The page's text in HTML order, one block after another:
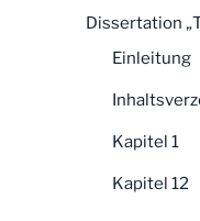
Dissertation
Einleitung
Kapitel 1
Kapitel 12